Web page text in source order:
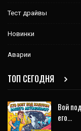
Тест драйвы
Новинки
Аварии
ТОП СЕГОДНЯ
Вой
его…